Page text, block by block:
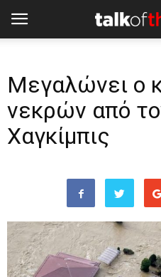
Μεγαλώνει ο
νεκρών από
Χαγκίμπις